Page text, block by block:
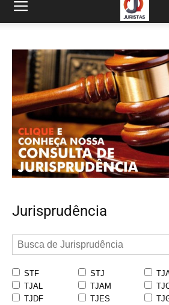
Jurisprudência
STF STJ
TJAL
TJAM
TJDF
TJES